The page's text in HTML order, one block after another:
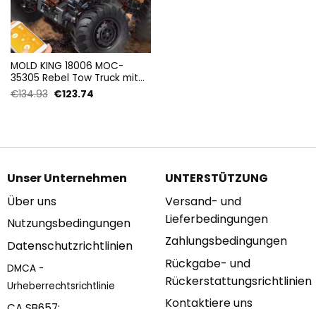
MOLD KING 18006 MOC-
35305 Rebel Tow Truck mit
1507 Teilen
€134.93 Ursprünglicher
€123.74Aktueller
Unser Unternehmen
Über uns
Nutzungsbedingungen
Datenschutzrichtlinien
DMCA -
Urheberrechtsrichtlinie
UNTERSTÜTZUNG
Versand- und
Lieferbedingungen
Zahlungsbedingungen
Rückgabe- und
Rückerstattungsrichtlinien
Kontaktiere uns